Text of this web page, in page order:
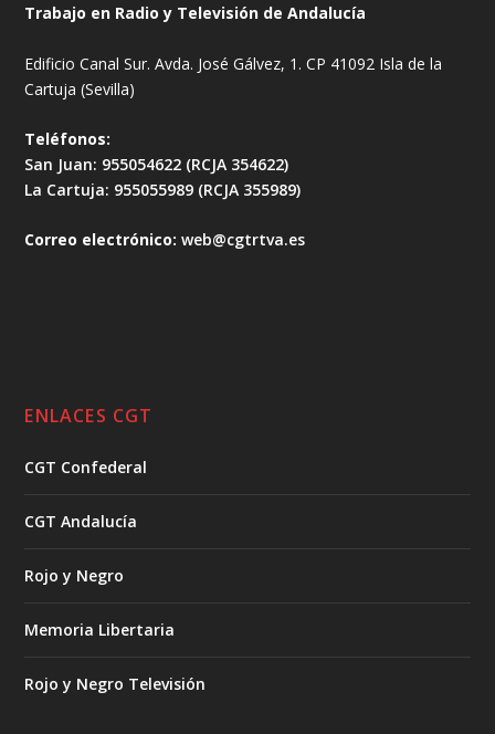
Trabajo en Radio y Televisión de Andalucía
Edificio Canal Sur. Avda. José Gálvez, 1. CP 41092 Isla de la
Cartuja (Sevilla)
Teléfonos:
San Juan: 955054622 (RCJA 354622)
La Cartuja: 955055989 (RCJA 355989)
Correo electrónico:web@cgtrtva.es
ENLACES CGT
CGT Confederal
CGT Andalucía
Rojo y Negro
Memoria Libertaria
Rojo y Negro Televisión